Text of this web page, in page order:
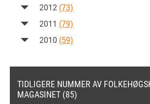
2012 (73)
2011 (79)
2010 (59)
TIDLIGERE NUMMER AV
MAGASINET (85)